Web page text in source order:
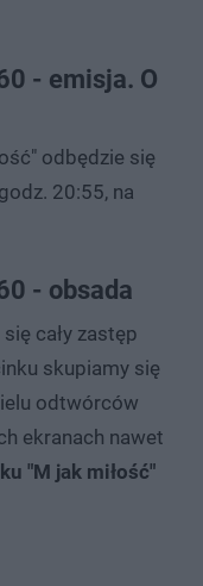
- emisja. O
odbędzie się
20:55, na
- obsada
cały zastęp
skupiamy się
odtwórców
ekranach nawet
"M jak miłość"